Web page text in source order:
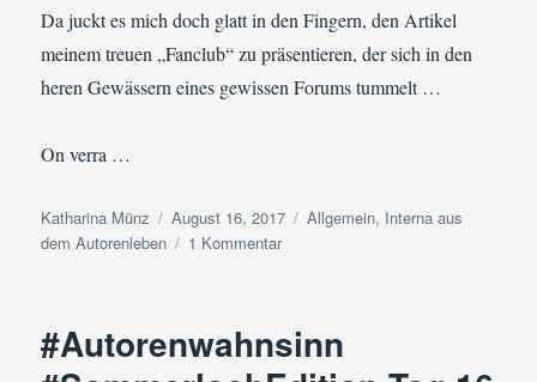
Da juckt es mich doch glatt in den Fingern, den Artikel
meinem treuen „Fanclub“ zu präsentieren, der sich in den
heren Gewässern eines gewissen Forums tummelt …
On verra …
Autor
Katharina Münz
Veröffentlicht
am
August 16, 2017 Kategorien
Allgemein, Interna aus
dem Autorenleben
1 Kommentarzu
Autorenleben
#Autorenwahnsinn